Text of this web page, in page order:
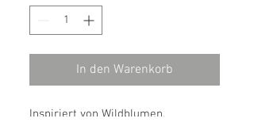
In den Warenkorb
Inspiriert von Wildblumen,